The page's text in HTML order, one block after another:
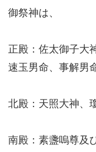
御祭神は、
正殿：佐太御子大
速玉男命、事解男
北殿：天照大神、
南殿：素盞嗚尊及